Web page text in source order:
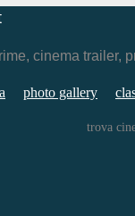
cinema trailer,
photo gallery
trova